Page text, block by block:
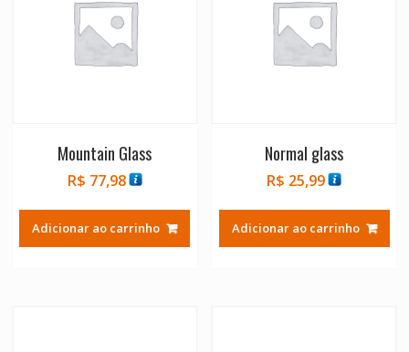
Mountain Glass
R$ 77,98
Adicionar ao carrinho
Normal glass
R$ 25,99
Adicionar ao carrinho